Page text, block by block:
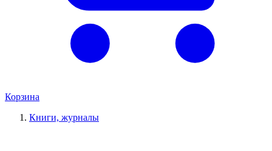
Корзина
Книги, журналы